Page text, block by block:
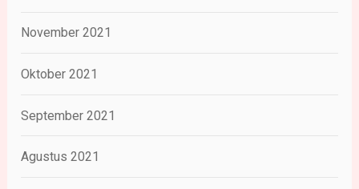
November 2021
Oktober 2021
September 2021
Agustus 2021